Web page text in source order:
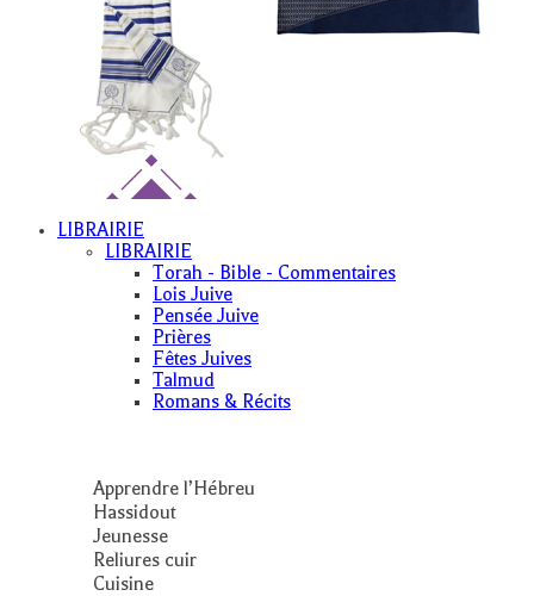
LIBRAIRIE
LIBRAIRIE
Torah - Bible - Commentaires
Lois Juive
Pensée Juive
Prières
Fêtes Juives
Talmud
Romans & Récits
Apprendre l’Hébreu
Hassidout
Jeunesse
Reliures cuir
Cuisine